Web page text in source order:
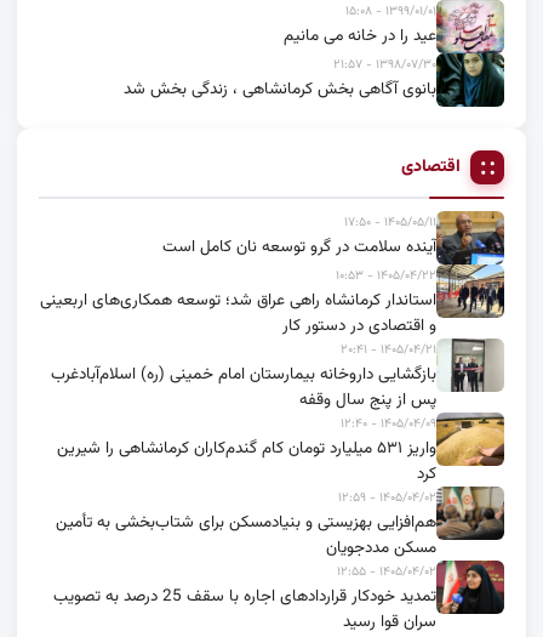
۱۳۹۹/۰۱/۰۱ - ۱۵:۰۸
عید را در خانه می مانیم
۱۳۹۸/۰۷/۳۰ - ۲۱:۵۷
بانوی آگاهی بخش کرمانشاهی ، زندگی بخش شد
اقتصادی
۱۴۰۵/۰۵/۱۱ - ۱۷:۵۰
آینده سلامت در گرو توسعه نان کامل است
۱۴۰۵/۰۴/۲۲ - ۱۰:۵۳
استاندار کرمانشاه راهی عراق شد؛ توسعه همکاری‌های اربعینی
و اقتصادی در دستور کار
۱۴۰۵/۰۴/۲۱ - ۲۰:۴۱
بازگشایی داروخانه بیمارستان امام خمینی (ره) اسلام‌آبادغرب
پس از پنج سال وقفه
۱۴۰۵/۰۴/۰۹ - ۱۲:۴۰
واریز ۵۳۱ میلیارد تومان کام گندم‌کاران کرمانشاهی را شیرین
کرد
۱۴۰۵/۰۴/۰۲ - ۱۲:۵۹
هم‌افزایی بهزیستی و بنیادمسکن برای شتاب‌بخشی به تأمین
مسکن مددجویان
۱۴۰۵/۰۴/۰۲ - ۱۲:۵۵
تمدید خودکار قراردادهای اجاره با سقف 25 درصد به تصویب
سران قوا رسید